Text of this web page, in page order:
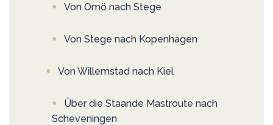
Von Omö nach Stege
Von Stege nach Kopenhagen
Von Willemstad nach Kiel
Über die Staande Mastroute nach
Scheveningen